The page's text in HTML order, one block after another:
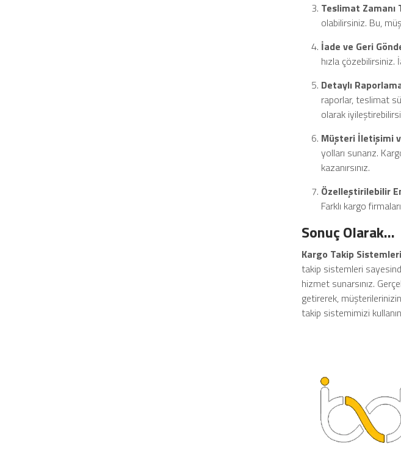
Teslimat Zamanı
olabilirsiniz. Bu,
İade ve Geri
hızla
Detaylı
raporlar, teslimat
olarak
Müşteri İletişimi
yolları sunarız.
kazanırsınız.
Özelleştirilebilir
Farklı kargo
Sonuç Olarak…
Kargo Takip
takip sistemleri
hizmet sunarsınız.
getirerek,
takip sistemimizi